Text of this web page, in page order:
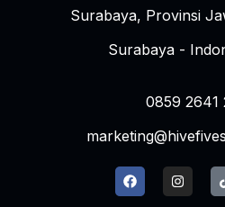
Surabaya, Provinsi
Surabaya -
0859 2641